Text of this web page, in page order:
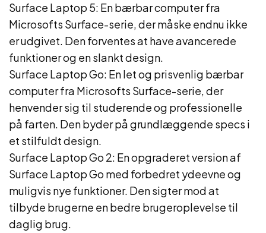
Surface Laptop 5: En bærbar computer fra
Microsofts Surface-serie, der måske endnu ikke
er udgivet. Den forventes at have avancerede
funktioner og en slankt design.
Surface Laptop Go: En let og prisvenlig bærbar
computer fra Microsofts Surface-serie, der
henvender sig til studerende og professionelle
på farten. Den byder på grundlæggende specs i
et stilfuldt design.
Surface Laptop Go 2: En opgraderet version af
Surface Laptop Go med forbedret ydeevne og
muligvis nye funktioner. Den sigter mod at
tilbyde brugerne en bedre brugeroplevelse til
daglig brug.